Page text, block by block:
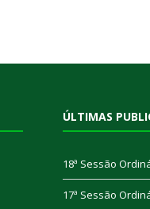
ÚLTIMAS
18ª Sessão
17ª Sessão